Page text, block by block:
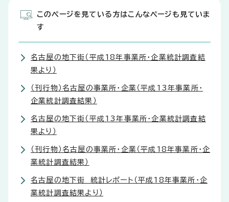
このページを見ている方はこんなページも見ていま
す
名古屋の地下街（平成18年事業所・企業統計調査結
果より）
（刊行物）名古屋の事業所・企業（平成13年事業所・
企業統計調査結果）
名古屋の地下街（平成13年事業所・企業統計調査結
果より）
（刊行物）名古屋の事業所・企業（平成18年事業所・企
業統計調査結果）
名古屋の地下街 統計レポート（平成18年事業所・企
業統計調査結果より）